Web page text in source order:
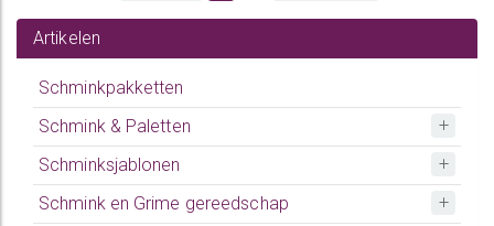
Artikelen
Schminkpakketten
Schmink & Paletten
Schminksjablonen
Schmink en Grime gereedschap